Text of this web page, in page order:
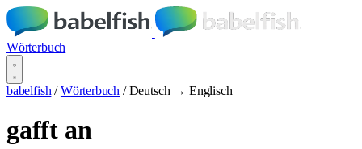
Wörterbuch
babelfish / Wörterbuch / Deutsch → Englisch
gafft an